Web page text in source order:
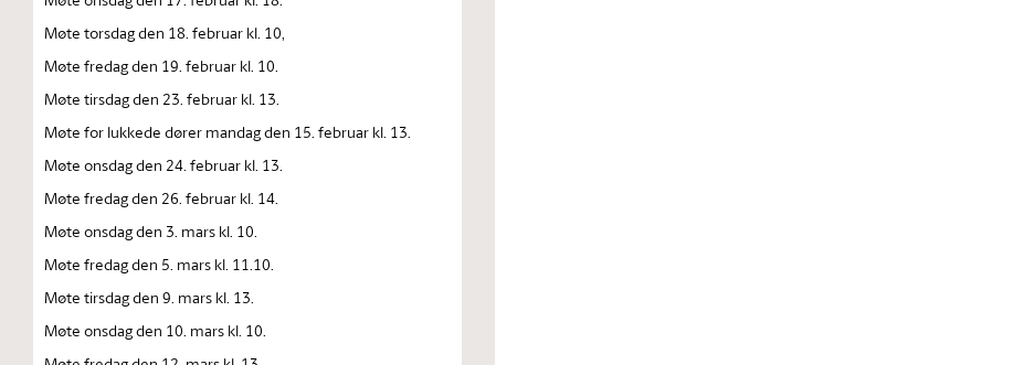
Møte torsdag den 18. februar kl. 10,
Møte fredag den 19. februar kl. 10.
Møte tirsdag den 23. februar kl. 13.
Møte for lukkede dører mandag den 15. februar kl. 13.
Møte onsdag den 24. februar kl. 13.
Møte fredag den 26. februar kl. 14.
Møte onsdag den 3. mars kl. 10.
Møte fredag den 5. mars kl. 11.10.
Møte tirsdag den 9. mars kl. 13.
Møte onsdag den 10. mars kl. 10.